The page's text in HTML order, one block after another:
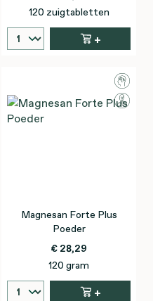
120 zuigtabletten
+
Magnesan Forte Plus
Poeder
€ 28,29
120 gram
+